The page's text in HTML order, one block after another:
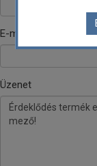
E-mail címed
Üzenet